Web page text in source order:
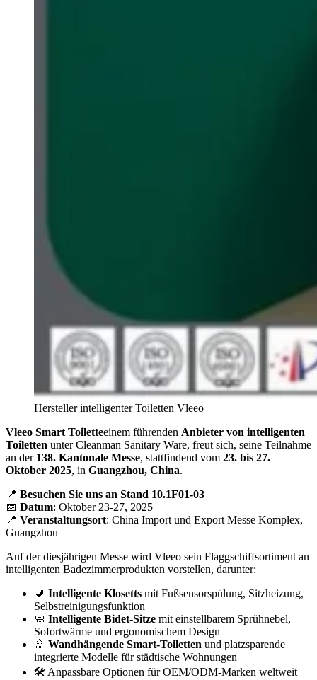
Hersteller intelligenter Toiletten Vleeo
Vleeo Smart Toiletteeinem führenden Anbieter von intelligenten
Toiletten unter Cleanman Sanitary Ware, freut sich, seine Teilnahme
an der 138. Kantonale Messe, stattfindend vom 23. bis 27.
Oktober 2025, in Guangzhou, China.
📍 Besuchen Sie uns an Stand 10.1F01-03
📅 Datum: Oktober 23-27, 2025
📍 Veranstaltungsort: China Import und Export Messe Komplex,
Guangzhou
Auf der diesjährigen Messe wird Vleeo sein Flaggschiffsortiment an
intelligenten Badezimmerprodukten vorstellen, darunter:
🚽 Intelligente Klosetts mit Fußsensorspülung, Sitzheizung,
Selbstreinigungsfunktion
🧼 Intelligente Bidet-Sitze mit einstellbarem Sprühnebel,
Sofortwärme und ergonomischem Design
🚿 Wandhängende Smart-Toiletten und platzsparende
integrierte Modelle für städtische Wohnungen
🛠️ Anpassbare Optionen für OEM/ODM-Marken weltweit